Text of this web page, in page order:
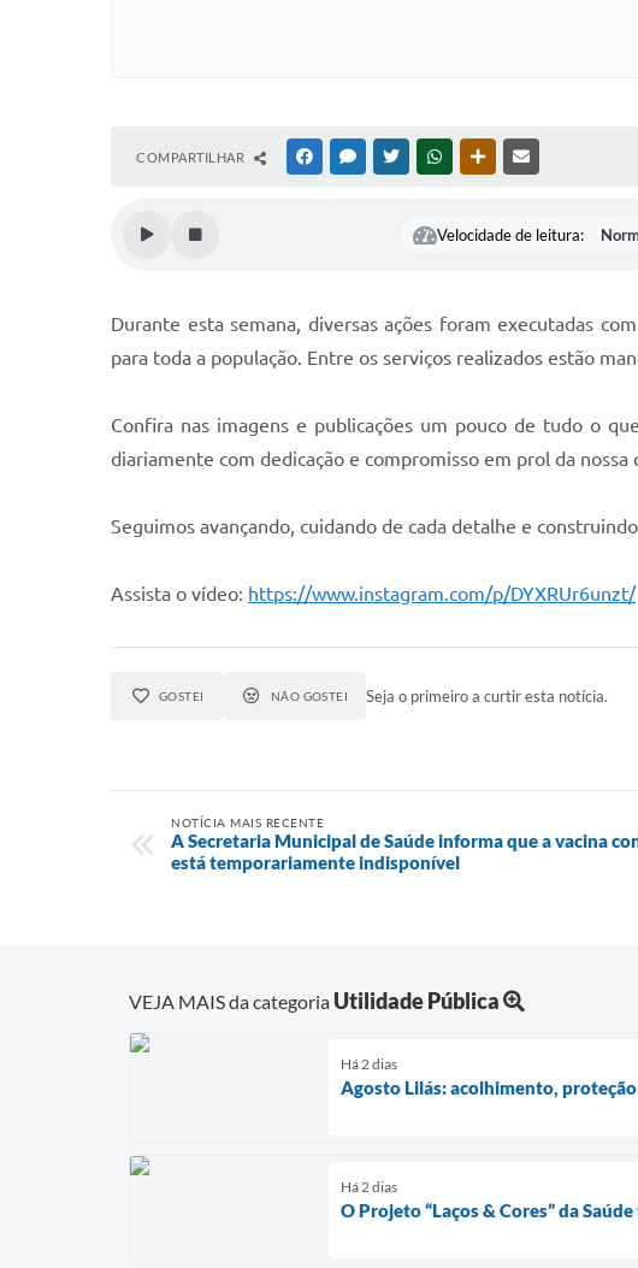
COMPARTILHAR FACEBOOKMESSENGER
TWITTERWHATSAPPOUTRAS MÍDIAS
Velocidade de leitura:
Durante esta semana, diversas ações foram executadas
para toda a população. Entre os serviços realizados estão
Confira nas imagens e publicações um pouco de tudo o
diariamente com dedicação e compromisso em prol da nossa
Seguimos avançando, cuidando de cada detalhe e
Assista o vídeo: https://www.instagram.com/p/DYXRUr6unzt/
GOSTEI NÃO GOSTEI Seja o primeiro a curtir esta notícia.
NOTÍCIA MAIS RECENTE
A Secretaria Municipal de Saúde informa que a vacina
está temporariamente indisponível
VEJA MAIS da categoria Utilidade Pública
Há 2 dias
Agosto Lilás: acolhimento,
Há 2 dias
O Projeto “Laços & Cores” da